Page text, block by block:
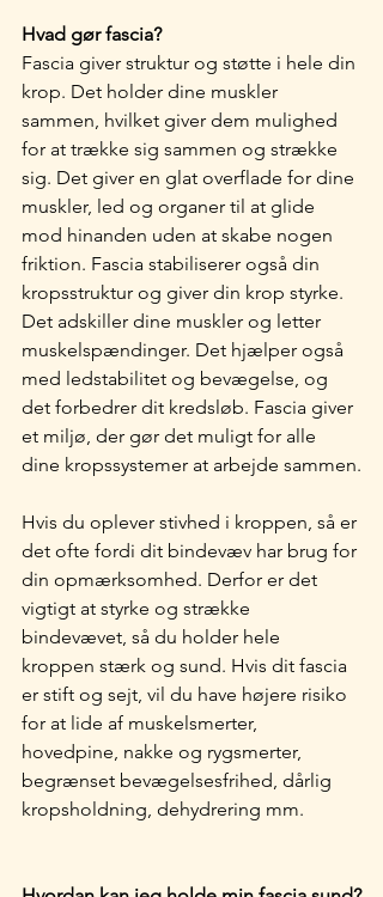
Hvad gør fascia?
Fascia giver struktur og støtte i hele din
krop. Det holder dine muskler
sammen, hvilket giver dem mulighed
for at trække sig sammen og strække
sig. Det giver en glat overflade for dine
muskler, led og organer til at glide
mod hinanden uden at skabe nogen
friktion. Fascia stabiliserer også din
kropsstruktur og giver din krop styrke.
Det adskiller dine muskler og letter
muskelspændinger. Det hjælper også
med ledstabilitet og bevægelse, og
det forbedrer dit kredsløb. Fascia giver
et miljø, der gør det muligt for alle
dine kropssystemer at arbejde sammen.
Hvis du oplever stivhed i kroppen, så er
det ofte fordi dit bindevæv har brug for
din opmærksomhed. Derfor er det
vigtigt at styrke og strække
bindevævet, så du holder hele
kroppen stærk og sund. Hvis dit fascia
er stift og sejt, vil du have højere risiko
for at lide af muskelsmerter,
hovedpine, nakke og rygsmerter,
begrænset bevægelsesfrihed, dårlig
kropsholdning, dehydrering mm.